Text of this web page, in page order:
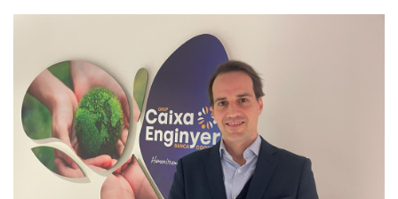
e
c
o